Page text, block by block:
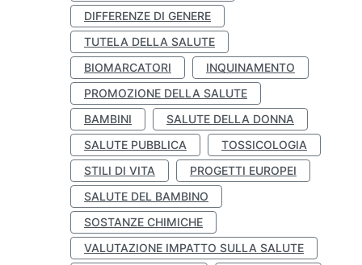
DIFFERENZE DI GENERE
TUTELA DELLA SALUTE
BIOMARCATORI
INQUINAMENTO
PROMOZIONE DELLA SALUTE
BAMBINI
SALUTE DELLA DONNA
SALUTE PUBBLICA
TOSSICOLOGIA
STILI DI VITA
PROGETTI EUROPEI
SALUTE DEL BAMBINO
SOSTANZE CHIMICHE
VALUTAZIONE IMPATTO SULLA SALUTE